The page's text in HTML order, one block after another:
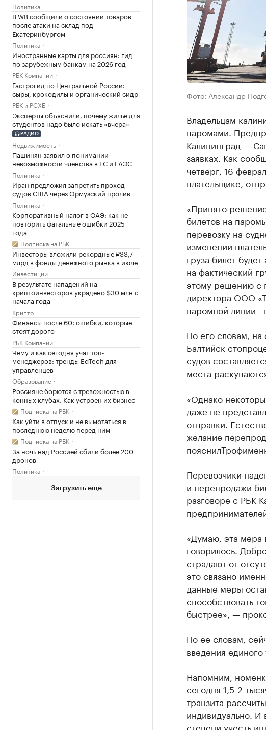
Политика
В WB сообщили о состоянии товаров
после атаки на склад под
Екатеринбургом
Политика
Иностранные карты для россиян: гид
по зарубежным банкам на 2026 год
РБК Компании
Гастрогид по Центральной России:
сыры, крокодилы и органический сидр
РБК и РСХБ
Эксперты объяснили, почему жилье для
студентов надо было искать «вчера»
РАДИО
Недвижимость
Пашинян заявил о понимании
невозможности членства в ЕС и ЕАЭС
Политика
Иран предложил запретить проход
судов США через Ормузский пролив
Политика
Корпоративный налог в ОАЭ: как не
повторить фатальные ошибки 2025
года
Подписка на РБК
Инвесторы вложили рекордные ₽33,7
млрд в фонды денежного рынка в июле
Инвестиции
В результате нападений на
криптоинвесторов украдено $30 млн с
начала года
Крипто
Финансы после 60: ошибки, которые
стоят дорого
РБК Компании
Чему и как сегодня учат топ-
менеджеров: тренды EdTech для
управленцев
Образование
Россияне борются с тревожностью в
конных клубах. Как устроен их бизнес
Подписка на РБК
Как уйти в отпуск и не вымотаться в
последнюю неделю перед ним
Подписка на РБК
За ночь над Россией сбили более 200
дронов
Политика
Загрузить еще
Фото: Александр
Владельцам
паромами.
Калининград —
заявках. Как
четверг, 16
плательщике,
«Принято
билетов на
перевозку на
изменении
груза билет
на фактический
этому решению с
директора ООО
паромной линии -
По его словам, на
Балтийск
судов
места
«Однако
даже не
отправки.
желание
Перевозчики
и перепродажи
разговоре с РБК
«Думаю, эта мера
говорилось.
страдают от
это связано
данные меры
способствовать
быстрее», —
По ее словам,
введения
Напомним,
сегодня 1,5-2
транзита
индивидуально. И
степени учесть